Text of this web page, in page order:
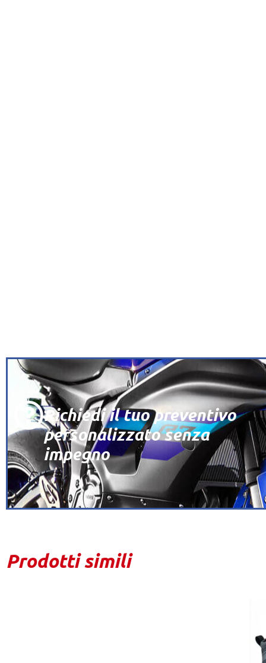
Richiedi il tuo preventivo
personalizzato senza
impegno
Prodotti simili